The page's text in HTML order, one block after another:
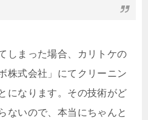
しまった場合、カリトケの
株式会社」にてクリーニン
になります。その技術がど
ないので、本当にちゃんと